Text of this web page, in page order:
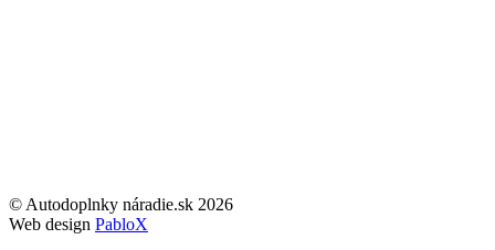
© Autodoplnky náradie.sk 2026
Web design PabloX